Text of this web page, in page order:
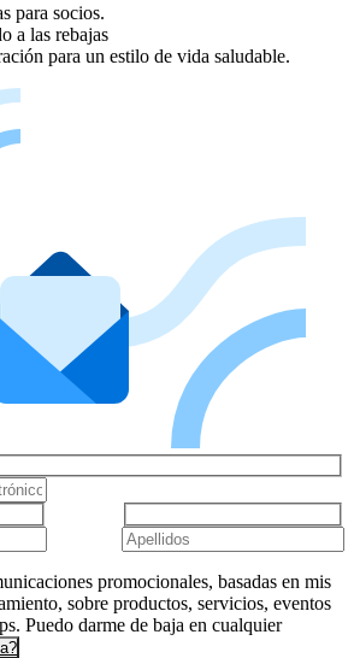
para socios.
a las rebajas
para un estilo de vida saludable.
promocionales, basadas en mis
sobre productos, servicios, eventos
Puedo darme de baja en cualquier